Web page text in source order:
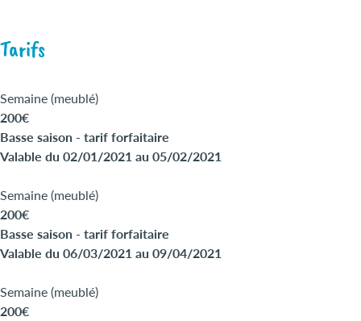
Tarifs
Semaine (meublé)
200€
Basse saison - tarif forfaitaire
Valable du 02/01/2021 au 05/02/2021
Semaine (meublé)
200€
Basse saison - tarif forfaitaire
Valable du 06/03/2021 au 09/04/2021
Semaine (meublé)
200€